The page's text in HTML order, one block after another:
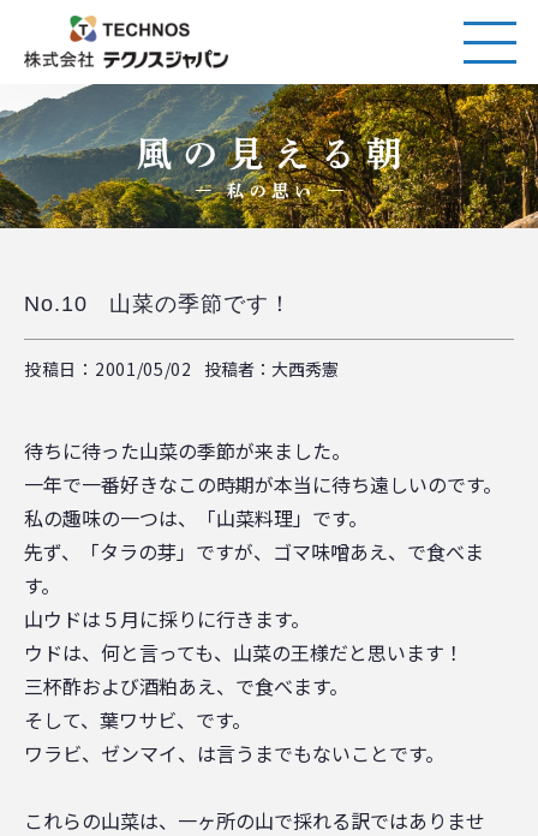
No.10 山菜の季節です！
投稿日：2001/05/02 投稿者：大西秀憲
待ちに待った山菜の季節が来ました。
一年で一番好きなこの時期が本当に待ち遠しいのです。
私の趣味の一つは、「山菜料理」です。
先ず、「タラの芽」ですが、ゴマ味噌あえ、で食べま
す。
山ウドは５月に採りに行きます。
ウドは、何と言っても、山菜の王様だと思います！
三杯酢および酒粕あえ、で食べます。
そして、葉ワサビ、です。
ワラビ、ゼンマイ、は言うまでもないことです。
これらの山菜は、一ヶ所の山で採れる訳ではありませ